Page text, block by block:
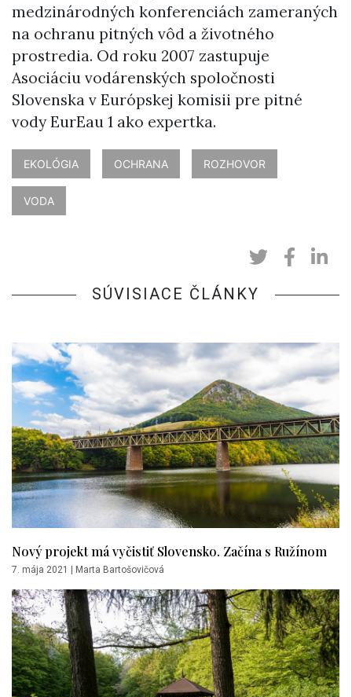
medzinárodných konferenciách zameraných
na ochranu pitných vôd a životného
prostredia. Od roku 2007 zastupuje
Asociáciu vodárenských spoločnosti
Slovenska v Európskej komisii pre pitné
vody EurEau 1 ako expertka.
EKOLÓGIA OCHRANA ROZHOVOR
VODA
SÚVISIACE ČLÁNKY
Nový projekt má vyčistiť Slovensko. Začína s Ružínom
7. mája 2021 Marta Bartošovičová